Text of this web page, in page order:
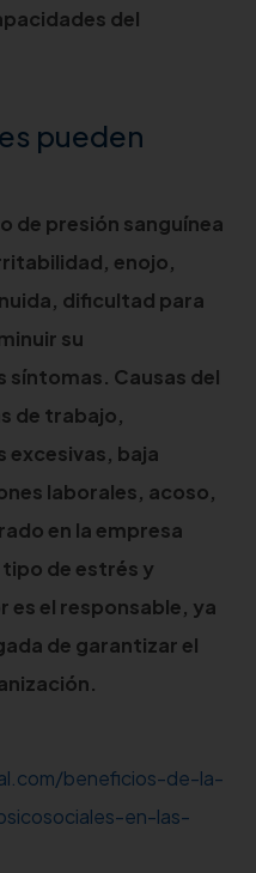
del
pueden
de presión sanguínea
enojo,
dificultad para
su
Causas del
de trabajo,
excesivas, baja
laborales, acoso,
en la empresa
de estrés y
es el responsable, ya
de garantizar el
beneficios-de-la-
en-las-